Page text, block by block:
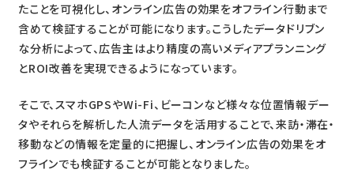
たことを可視化し、オンライン広告の効果をオフライン行動まで
含めて検証することが可能になります。こうしたデータドリブン
な分析によって、広告主はより精度の高いメディアプランニング
とROI改善を実現できるようになっています。
そこで、スマホGPSやWi-Fi、ビーコンなど様々な位置情報デー
タやそれらを解析した人流データを活用することで、来訪・滞在・
移動などの情報を定量的に把握し、オンライン広告の効果をオ
フラインでも検証することが可能となりました。